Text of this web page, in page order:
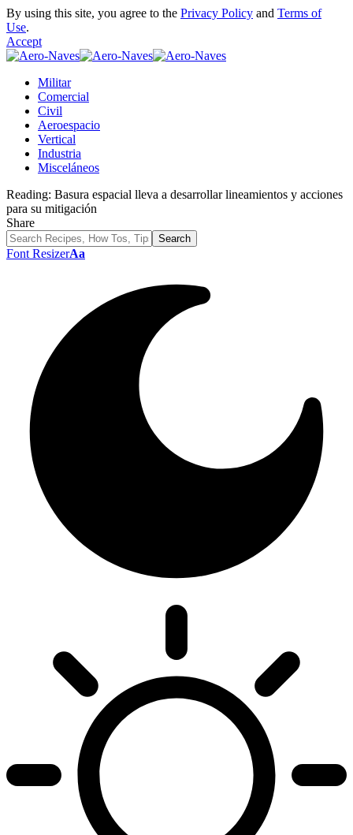
By using this site, you agree to the Privacy Policy and Terms of
Use.
Accept
Militar
Comercial
Civil
Aeroespacio
Vertical
Industria
Misceláneos
Reading: Basura espacial lleva a desarrollar lineamientos y acciones
para su mitigación
Share
Font ResizerAa